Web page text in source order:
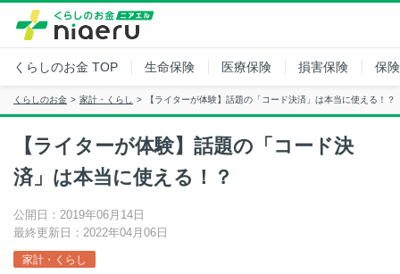
くらしのお金 TOP 生命保険 医療保険 損害保険 保
くらしのお金 家計・くらし 【ライターが体験】話題の「コード決済」は本当に使える！？
【ライターが体験】話題の「コード決
済」は本当に使える！？
公開日：2019年06月14日
最終更新日：2022年04月06日
家計・くらし